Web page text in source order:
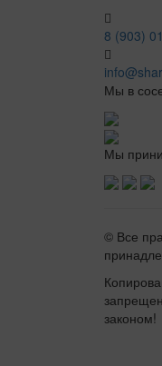
8 (903)
Мы в
Мы
© Все
законом!